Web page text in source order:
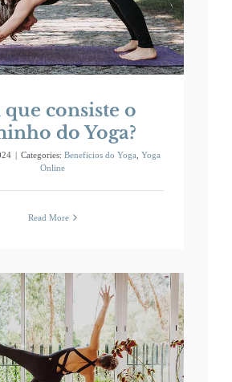
consiste o
do Yoga?
| Categories: Beneficios do Yoga Yoga
Online
Read More